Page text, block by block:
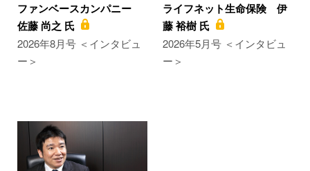
ファンベースカンパニー
佐藤 尚之 氏
2026年8月号 ＜インタビュ
ー＞
ライフネット生命保険 伊
藤 裕樹 氏
2026年5月号 ＜インタビュ
ー＞